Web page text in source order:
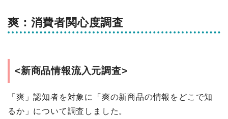
爽：消費者関心度調査
<新商品情報流入元調査>
「爽」認知者を対象に「爽の新商品の情報をどこで知
るか」について調査しました。